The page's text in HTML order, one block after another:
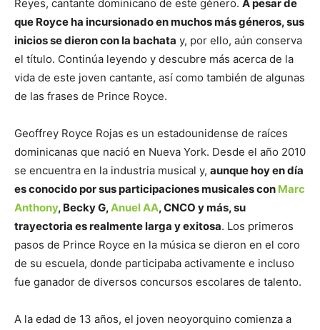
Reyes, cantante dominicano de este género. A pesar de
que Royce ha incursionado en muchos más géneros, sus
inicios se dieron con la bachata y, por ello, aún conserva
el título. Continúa leyendo y descubre más acerca de la
vida de este joven cantante, así como también de algunas
de las frases de Prince Royce.
Geoffrey Royce Rojas es un estadounidense de raíces
dominicanas que nació en Nueva York. Desde el año 2010
se encuentra en la industria musical y, aunque hoy en día
es conocido por sus participaciones musicales con Marc
Anthony, Becky G,Anuel AA, CNCO y más, su
trayectoria es realmente larga y exitosa. Los primeros
pasos de Prince Royce en la música se dieron en el coro
de su escuela, donde participaba activamente e incluso
fue ganador de diversos concursos escolares de talento.
A la edad de 13 años, el joven neoyorquino comienza a